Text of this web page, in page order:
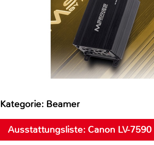
Kategorie: Beamer
Ausstattungsliste: Canon LV-7590